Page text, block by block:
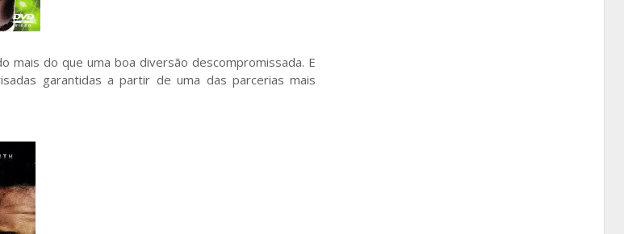
mais do que uma boa diversão descompromissada. E
garantidas a partir de uma das parcerias mais